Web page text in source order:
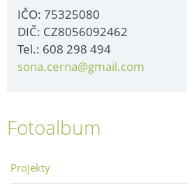
IČO: 75325080
DIČ: CZ8056092462
Tel.: 608 298 494
sona.cerna@gmail.com
Fotoalbum
Projekty